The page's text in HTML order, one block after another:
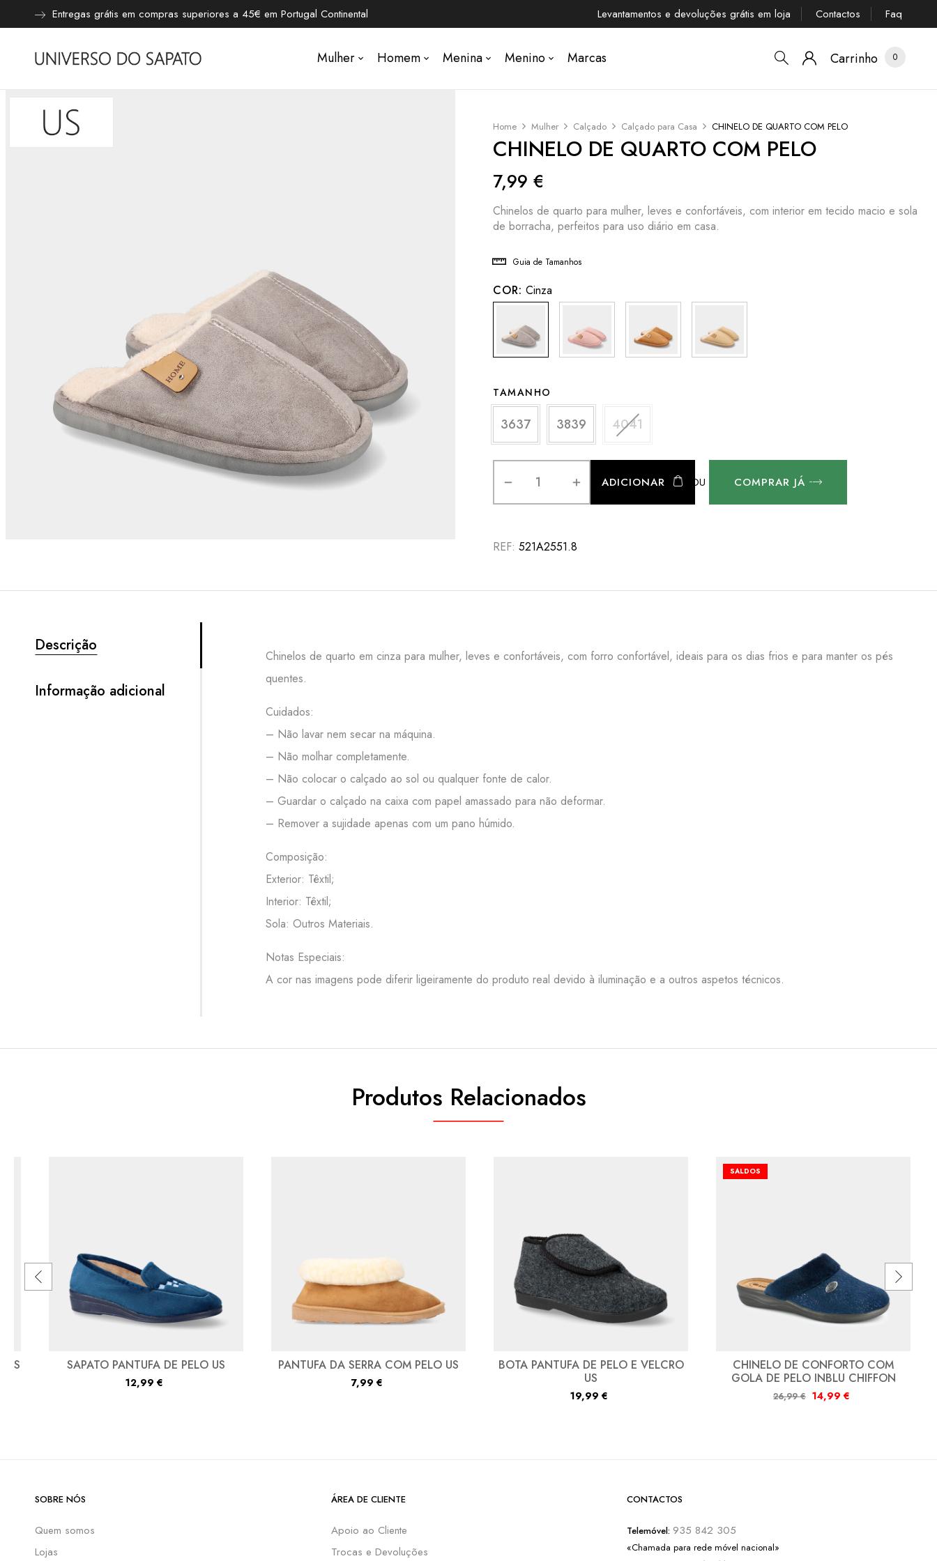
Entregas grátis em compras superiores a 45€ em Portugal Continental Levantamentos e devoluções grátis em loja Contactos Faq
Mulher Homem Menina Menino Marcas Carrinho 0
Home Mulher Calçado Calçado para Casa CHINELO DE QUARTO COM PELO
CHINELO DE QUARTO COM PELO
7,99 €
Chinelos de quarto para mulher, leves e confortáveis, com interior em tecido macio e sola
de borracha, perfeitos para uso diário em casa.
Guia de Tamanhos
COR: Cinza
TAMANHO
3637 3839 4041
ADICIONAR OU COMPRAR JÁ
REF: 521A2551.8
Descrição
Informação adicional
Chinelos de quarto em cinza para mulher, leves e confortáveis, com forro confortável, ideais para os dias frios e para manter os pés
quentes.
Cuidados:
– Não lavar nem secar na máquina.
– Não molhar completamente.
– Não colocar o calçado ao sol ou qualquer fonte de calor.
– Guardar o calçado na caixa com papel amassado para não deformar.
– Remover a sujidade apenas com um pano húmido.
Composição:
Exterior: Têxtil;
Interior: Têxtil;
Sola: Outros Materiais.
Notas Especiais:
A cor nas imagens pode diferir ligeiramente do produto real devido à iluminação e a outros aspetos técnicos.
Produtos Relacionados
US SAPATO PANTUFA DE PELO US
12,99 €
PANTUFA DA SERRA COM PELO US
7,99 €
BOTA PANTUFA DE PELO E VELCRO
US
19,99 €
SALDOS
CHINELO DE CONFORTO COM
GOLA DE PELO INBLU CHIFFON
26,99€ 14,99 €
SOBRE NÓS
Quem somos
Lojas
ÁREA DE CLIENTE
Apoio ao Cliente
Trocas e Devoluções
CONTACTOS
Telemóvel: 935 842 305
«Chamada para rede móvel nacional»